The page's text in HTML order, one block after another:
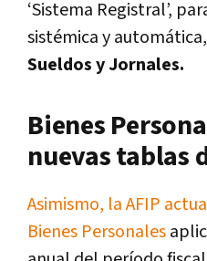
‘Sistema Registral’,
sistémica y automática,
Sueldos y Jornales.
Bienes
nuevas tablas
Asimismo, la AFIP
Bienes Personales